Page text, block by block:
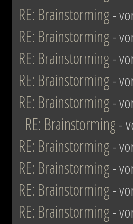
RE: Brainstorming-
RE: Brainstorming-
RE: Brainstorming-
RE: Brainstorming-
RE: Brainstorming-
RE: Brainstorming-
RE: Brainstorming-
RE: Brainstorming-
RE: Brainstorming-
RE: Brainstorming-